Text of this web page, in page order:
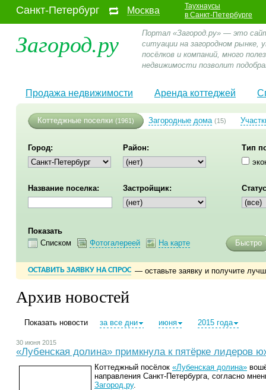
Санкт-Петербург Москва
Таухнаусы
в Санкт-Петербурге
Загород.ру
Портал «Загород.ру» — это
ситуации на загородном
посёлков и компаний, много
недвижимости позволит
Продажа недвижимости Аренда коттеджей
Коттеджные поселки (1961) Загородные дома (15)
Город: Район:
Тип
Название поселка: Застройщик:
Показать
Списком
Фотогалереей На карте Быстро
ОСТАВИТЬ ЗАЯВКУ НА СПРОС — оставьте заявку и получите
Архив новостей
Показать новости за все дни июня 2015 года
30 июня 2015
«Лубенская долина» примкнула к пятёрке лидеров
Коттеджный посёлок «Лубенская долина»
направления Санкт-Петербурга, согласно
Загород.ру.